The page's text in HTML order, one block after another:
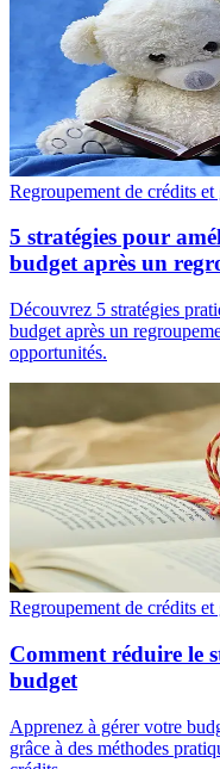
Regroupement de crédits
5 stratégies pour
budget après un
Découvrez 5 stratégies
budget après un
opportunités.
Regroupement de crédits
Comment réduire le
budget
Apprenez à gérer votre
grâce à des méthodes